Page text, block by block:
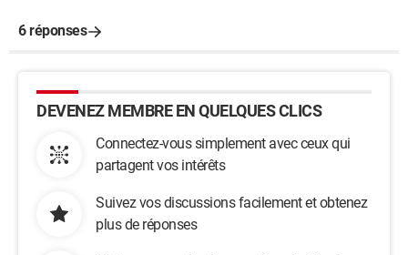
6 réponses
DEVENEZ MEMBRE EN QUELQUES CLICS
Connectez-vous simplement avec ceux qui
partagent vos intérêts
Suivez vos discussions facilement et obtenez
plus de réponses